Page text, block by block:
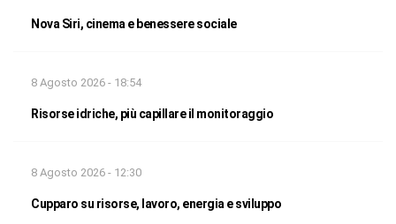
Nova Siri, cinema e benessere sociale
8 Agosto 2026 - 18:54
Risorse idriche, più capillare il monitoraggio
8 Agosto 2026 - 12:30
Cupparo su risorse, lavoro, energia e sviluppo